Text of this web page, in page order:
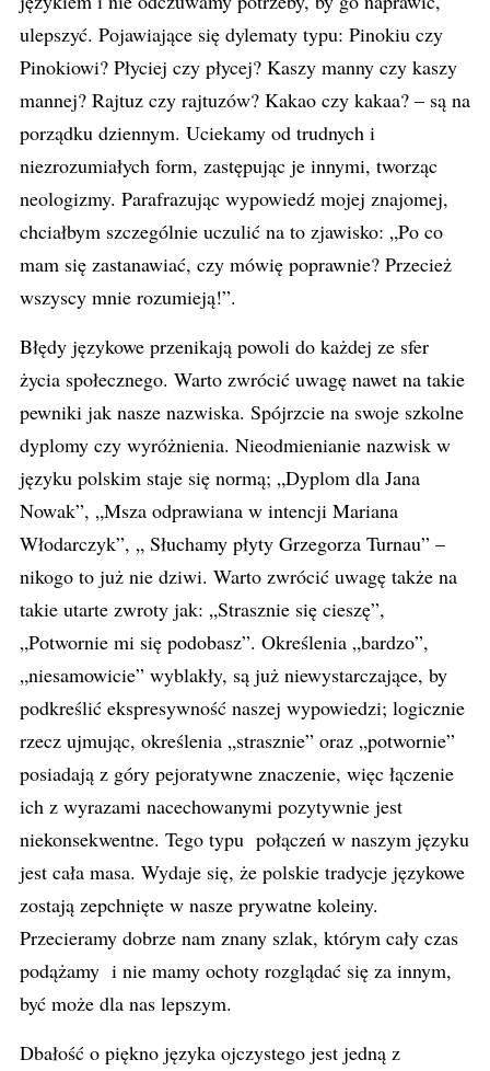
ulepszyć. Pojawiające się dylematy typu: Pinokiu czy
Pinokiowi? Płyciej czy płycej? Kaszy manny czy kaszy
mannej? Rajtuz czy rajtuzów? Kakao czy kakaa? – są na
porządku dziennym. Uciekamy od trudnych i
niezrozumiałych form, zastępując je innymi, tworząc
neologizmy. Parafrazując wypowiedź mojej znajomej,
chciałbym szczególnie uczulić na to zjawisko: „Po co
mam się zastanawiać, czy mówię poprawnie? Przecież
wszyscy mnie rozumieją!”.
Błędy językowe przenikają powoli do każdej ze sfer
życia społecznego. Warto zwrócić uwagę nawet na takie
pewniki jak nasze nazwiska. Spójrzcie na swoje szkolne
dyplomy czy wyróżnienia. Nieodmienianie nazwisk w
języku polskim staje się normą; „Dyplom dla Jana
Nowak”, „Msza odprawiana w intencji Mariana
Włodarczyk”, „ Słuchamy płyty Grzegorza Turnau” –
nikogo to już nie dziwi. Warto zwrócić uwagę także na
takie utarte zwroty jak: „Strasznie się cieszę”,
„Potwornie mi się podobasz”. Określenia „bardzo”,
„niesamowicie” wyblakły, są już niewystarczające, by
podkreślić ekspresywność naszej wypowiedzi; logicznie
rzecz ujmując, określenia „strasznie” oraz „potwornie”
posiadają z góry pejoratywne znaczenie, więc łączenie
ich z wyrazami nacechowanymi pozytywnie jest
niekonsekwentne. Tego typu połączeń w naszym języku
jest cała masa. Wydaje się, że polskie tradycje językowe
zostają zepchnięte w nasze prywatne koleiny.
Przecieramy dobrze nam znany szlak, którym cały czas
podążamy i nie mamy ochoty rozglądać się za innym,
być może dla nas lepszym.
Dbałość o piękno języka ojczystego jest jedną z